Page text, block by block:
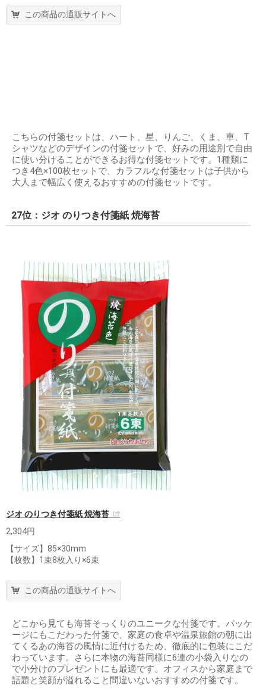
この商品の通販サイトへ
こちらの付箋セットは、ハート、星、りんご、くま、車、T
シャツなどのデザインの付箋セットで、好みの用途別で自由
に使い分けることができるお得な付箋セットです。1種類に
つき4色×100枚セットで、カラフルな付箋セットは子供から
大人まで幅広く使えるおすすめの付箋セットです。
27位：ジオ のりつき付箋紙 焼海苔
ジオ のりつき付箋紙 焼海苔
2,304円
【サイズ】85×30mm
【枚数】1束8枚入り×6束
この商品の通販サイトへ
どこから見ても海苔そっくりのユニークな付箋です。パッケ
ージにもこだわった付箋で、家庭の食卓や温泉旅館の朝に出
てくるあの海苔の風情に近付けるため、徹底的に包装にこだ
わっています。さらに本物の海苔同様に6連の小袋入りなの
で小分けのプレゼントにも最適です。オフィスから家庭まで
話題と笑顔が溢れること間違いないおすすめの付箋です。